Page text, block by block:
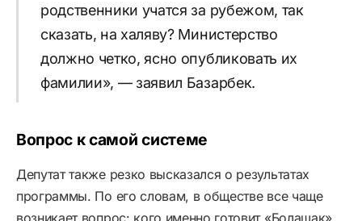
родственники учатся за рубежом, так
сказать, на халяву? Министерство
должно четко, ясно опубликовать их
фамилии», — заявил Базарбек.
Вопрос к самой системе
Депутат также резко высказался о результатах
программы. По его словам, в обществе все чаще
возникает вопрос: кого именно готовит «Болашак»,